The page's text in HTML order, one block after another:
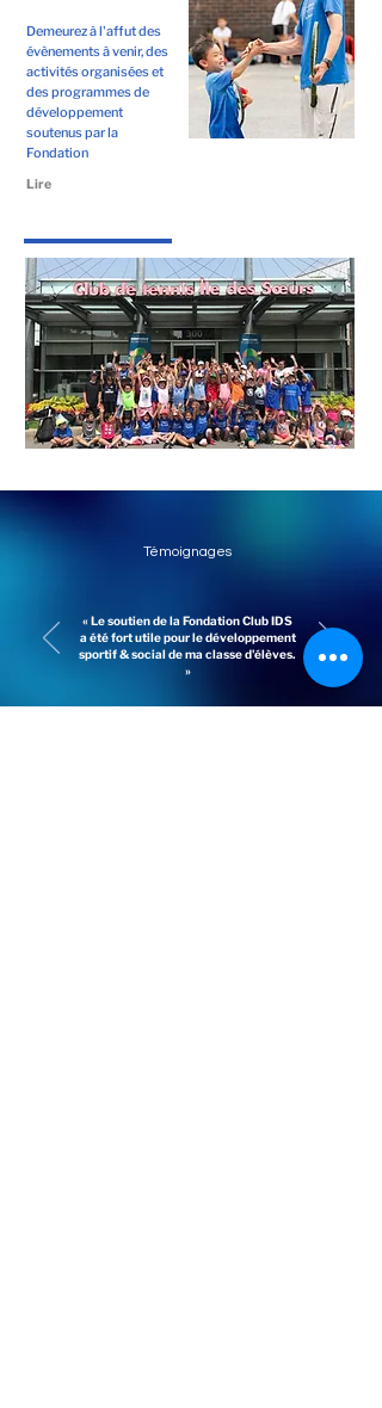
Demeurez à l'affut des
évènements à venir, des
activités organisées et
des programmes de
développement
soutenus par la
Fondation
Lire
Témoignages
« Le soutien de la Fondation Club IDS
a été fort utile pour le développement
sportif & social de ma classe d'élèves.
»